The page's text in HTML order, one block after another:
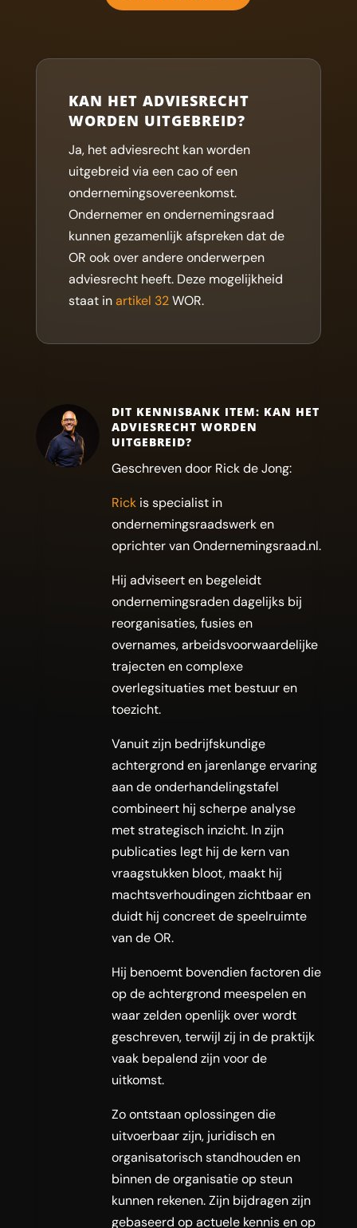
KAN HET ADVIESRECHT
WORDEN UITGEBREID?
Ja, het adviesrecht kan worden
uitgebreid via een cao of een
ondernemingsovereenkomst.
Ondernemer en ondernemingsraad
kunnen gezamenlijk afspreken dat de
OR ook over andere onderwerpen
adviesrecht heeft. Deze mogelijkheid
staat inartikel 32WOR.
DIT KENNISBANK ITEM: KAN HET
ADVIESRECHT WORDEN
UITGEBREID?
Geschreven door Rick de Jong:
Rickis specialist in
ondernemingsraadswerk en
oprichter van Ondernemingsraad.nl.
Hij adviseert en begeleidt
ondernemingsraden dagelijks bij
reorganisaties, fusies en
overnames, arbeidsvoorwaardelijke
trajecten en complexe
overlegsituaties met bestuur en
toezicht.
Vanuit zijn bedrijfskundige
achtergrond en jarenlange ervaring
aan de onderhandelingstafel
combineert hij scherpe analyse
met strategisch inzicht. In zijn
publicaties legt hij de kern van
vraagstukken bloot, maakt hij
machtsverhoudingen zichtbaar en
duidt hij concreet de speelruimte
van de OR.
Hij benoemt bovendien factoren die
op de achtergrond meespelen en
waar zelden openlijk over wordt
geschreven, terwijl zij in de praktijk
vaak bepalend zijn voor de
uitkomst.
Zo ontstaan oplossingen die
uitvoerbaar zijn, juridisch en
organisatorisch standhouden en
binnen de organisatie op steun
kunnen rekenen. Zijn bijdragen zijn
gebaseerd op actuele kennis en op